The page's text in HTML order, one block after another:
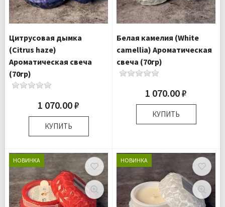
Цитрусовая дымка
(Citrus haze)
Ароматическая свеча
(70гр)
1 070.00 ₽
КУПИТЬ
Комплектация:
Свеча 1
шт
Доставка:
Подробнее
Белая камелия (White
camellia) Ароматическая
свеча (70гр)
1 070.00 ₽
КУПИТЬ
шт
Доставка:
Подробнее
НОВИНКА НОВИНКА